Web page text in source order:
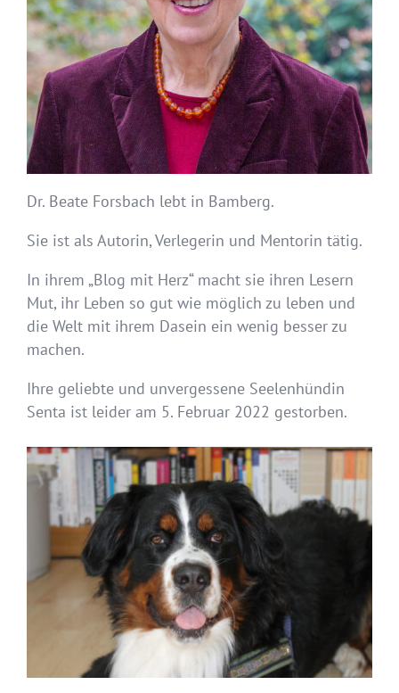
Dr. Beate Forsbach lebt in Bamberg.
Sie ist als Autorin, Verlegerin und Mentorin tätig.
In ihrem „Blog mit Herz“ macht sie ihren Lesern
Mut, ihr Leben so gut wie möglich zu leben und
die Welt mit ihrem Dasein ein wenig besser zu
machen.
Ihre geliebte und unvergessene Seelenhündin
Senta ist leider am 5. Februar 2022 gestorben.